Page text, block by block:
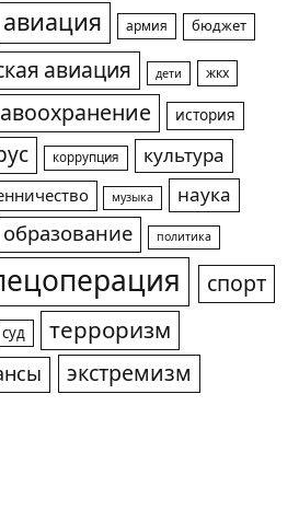
авиация армия бюджет
авиация дети жкх
история
коррупция
культура
музыка
наука
образование политика
спорт
суд терроризм
экстремизм